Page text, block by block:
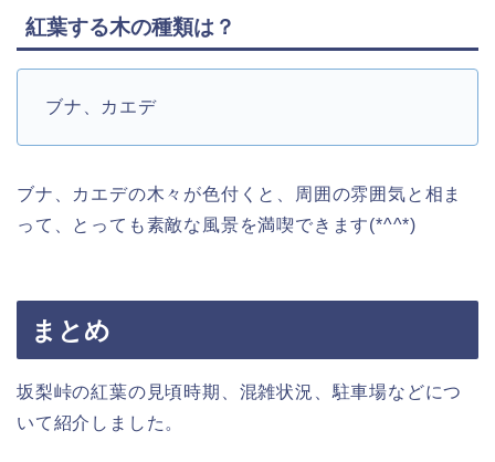
紅葉する木の種類は？
ブナ、カエデ
ブナ、カエデの木々が色付くと、周囲の雰囲気と相ま
って、とっても素敵な風景を満喫できます(*^^*)
まとめ
坂梨峠の紅葉の見頃時期、混雑状況、駐車場などにつ
いて紹介しました。